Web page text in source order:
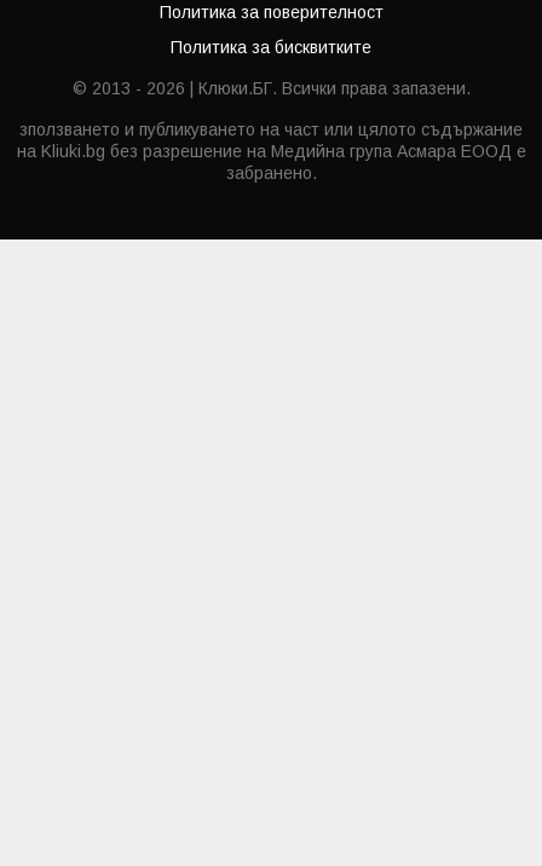
Политика за поверителност
Политика за бисквитките
© 2013 - 2026 | Клюки.БГ. Всички права запазени.
зползването и публикуването на част или цялото съдържание
на Kliuki.bg без разрешение на Медийна група Асмара ЕООД е
забранено.